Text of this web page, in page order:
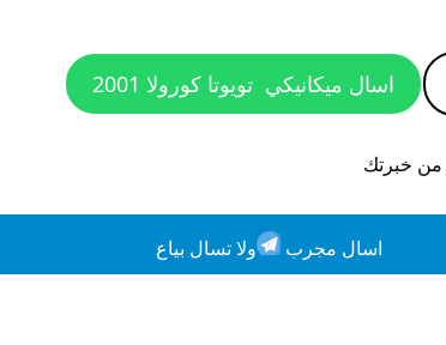
اسال ميكانيكي تويوتا كورولا 2001
من خبرتك
اسال مجرب ولا تسال بياع